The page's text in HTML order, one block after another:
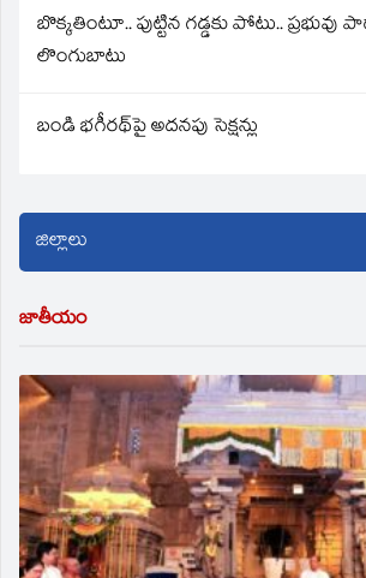
బొక్కతింటూ.. పుట్టిన గడ్డకు పోటు.. ప్రభువు
లొంగుబాటు
బండి భగీరథ్‌పై అదనపు సెక్షన్లు
జాతీయం